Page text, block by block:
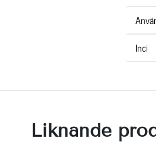
Inci
Liknande